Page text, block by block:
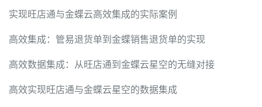
实现旺店通与金蝶云高效集成的实际案例
高效集成：管易退货单到金蝶销售退货单的实现
高效数据集成：从旺店通到金蝶云星空的无缝对接
高效实现旺店通与金蝶云星空的数据集成